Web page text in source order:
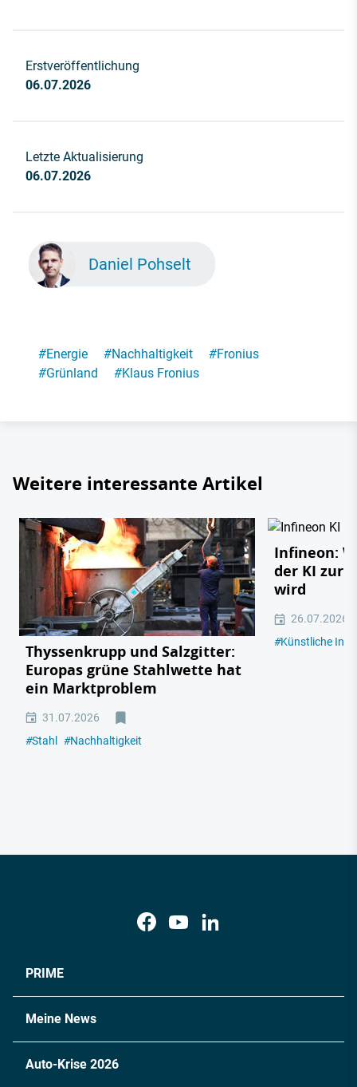
Erstveröffentlichung
06.07.2026
Letzte Aktualisierung
06.07.2026
Daniel Pohselt
#Energie #Nachhaltigkeit #Fronius
#Grünland #Klaus Fronius
Weitere interessante Artikel
Thyssenkrupp und Salzgitter:
Europas grüne Stahlwette hat
ein Marktproblem
31.07.2026
#Stahl #Nachhaltigkeit
Infineon:
der KI zur
wird
26.07.2026
#Künstliche
PRIME
Meine News
Auto-Krise 2026